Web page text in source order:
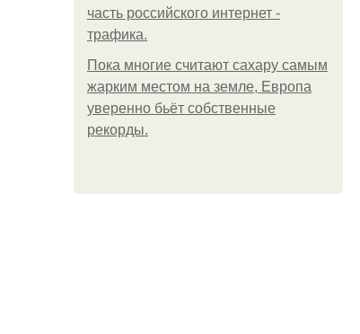
часть российского интернет -
трафика.
Пока многие считают сахару самым
жарким местом на земле, Европа
уверенно бьёт собственные
рекорды.